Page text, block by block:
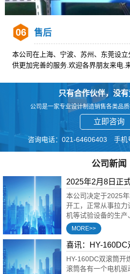
06 售后
本公司在上海、宁波、苏州、东莞设
供更加完善的服务.欢迎各界朋友来电.
只有合作伙伴，没
公司是一家专业设计制造销售各类品质
立即咨询
咨询电话：021-64606403 手机
公司新闻
2025年2月8日正
本公司决定于2025
开工，正常从事拉
机等试验设备的生产
MORE>>
喜讯：HY-160DC
能源汽车电池领
HY-160DC双滚筒开
滚筒各有一个电机